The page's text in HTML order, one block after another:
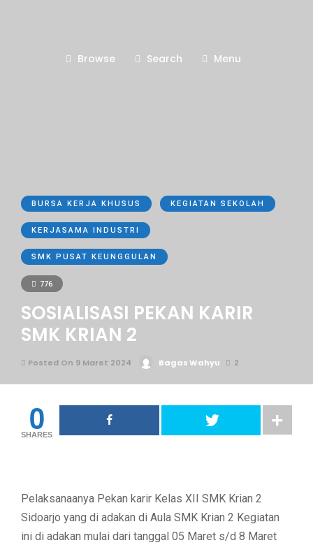
Browse Search Menu
BURSA KERJA KHUSUS KEGIATAN SEKOLAH
KERJASAMA INDUSTRI
SMK PUSAT KEUNGGULAN
776
SOSIALISASI PEKAN KARIR
SMK KRIAN 2
Posted On 9 Maret 2024 Bagas Wahyu 2
0
SHARES
Pelaksanaanya Pekan karir Kelas XII SMK Krian 2
Sidoarjo yang di adakan di Aula SMK Krian 2 Kegiatan
ini di adakan mulai dari tanggal 05 Maret s/d 8 Maret